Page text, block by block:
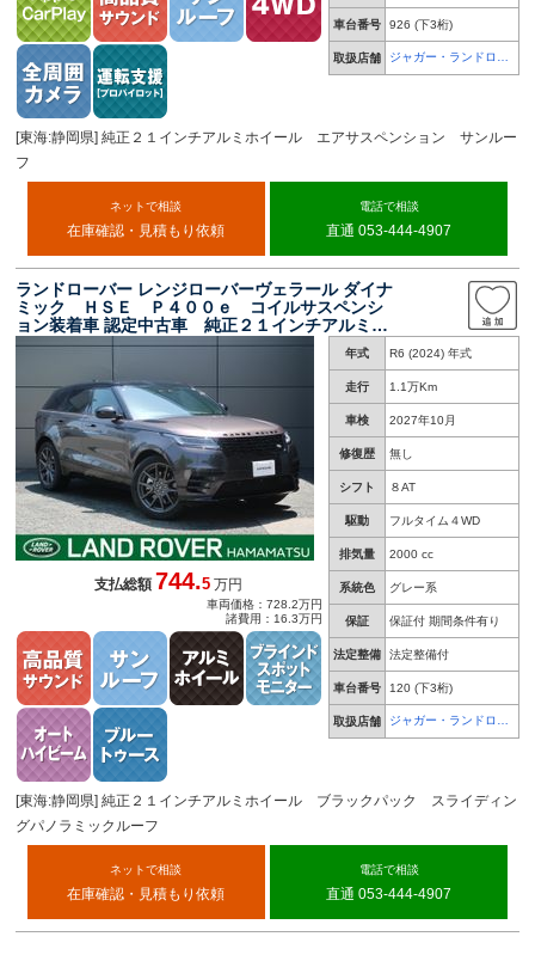
車台番号 926 (下3桁)
取扱店舗
ジャガー・ランドロー
[東海:静岡県] 純正２１インチアルミホイール エアサスペンション サンルー
フ
ネットで相談
在庫確認・見積もり依頼
電話で相談
直通 053-444-4907
ランドローバー レンジローバーヴェラール ダイナ
ミック ＨＳＥ Ｐ４００ｅ コイルサスペンシ
ョン装着車 認定中古車 純正２１インチアルミホ
イール ＭＥＲＩＤＩＡＮサラウンド ブラック
パック 前席シートヒーター＆クーラー 後席シ
ートヒーター スライディングパノラミックルー
フ 電動ステアリングコラム
年式 R6 (2024) 年式
走行 1.1万Km
車検 2027年10月
修復歴 無し
シフト ８AT
駆動 フルタイム４WD
排気量 2000 cc
系統色 グレー系
保証 保証付 期間条件有り
法定整備 法定整備付
車台番号 120 (下3桁)
取扱店舗
ジャガー・ランドロー
支払総額744.5 万円
車両価格：728.2万円
諸費用：16.3万円
[東海:静岡県] 純正２１インチアルミホイール ブラックパック スライディン
グパノラミックルーフ
ネットで相談
在庫確認・見積もり依頼
電話で相談
直通 053-444-4907